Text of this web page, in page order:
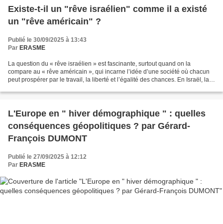
Existe-t-il un "rêve israélien" comme il a existé
un "rêve américain" ?
Publié le 30/09/2025 à 13:43
Par ERASME
La question du « rêve israélien » est fascinante, surtout quand on la
compare au « rêve américain », qui incarne l’idée d’une société où chacun
peut prospérer par le travail, la liberté et l’égalité des chances. En Israël, la
L'Europe en " hiver démographique " : quelles
conséquences géopolitiques ? par Gérard-
François DUMONT
Publié le 27/09/2025 à 12:12
Par ERASME